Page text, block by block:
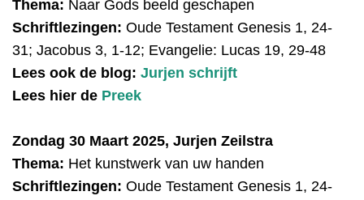
Thema: Naar Gods beeld geschapen
Schriftlezingen: Oude Testament Genesis 1, 24-
31; Jacobus 3, 1-12; Evangelie: Lucas 19, 29-48
Lees ook de blog: Jurjen schrijft
Lees hier de Preek
Zondag 30 Maart 2025, Jurjen Zeilstra
Thema: Het kunstwerk van uw handen
Schriftlezingen: Oude Testament Genesis 1, 24-